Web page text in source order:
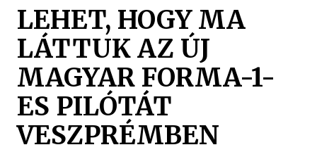
LEHET, HOGY MA
LÁTTUK AZ ÚJ
MAGYAR FORMA-1-
ES PILÓTÁT
VESZPRÉMBEN